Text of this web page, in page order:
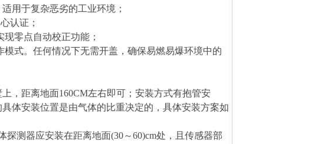
用于复杂恶劣的工业环境；
认证；
零点自动校正功能；
式。任何情况下无需开盖，确保易燃易爆环境中的
，距离地面160CM左右即可；安装方式有抱管安
体安装位置是由气体的比重决定的，具体安装方案如
测器应安装在距离地面(30～60)cm处，且传感器部